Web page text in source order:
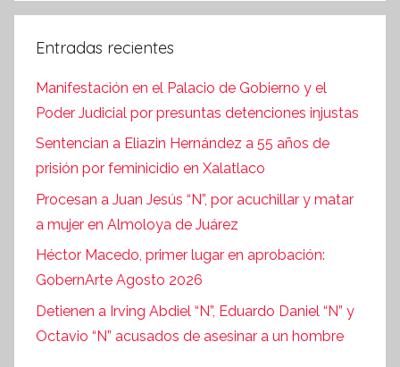
Entradas recientes
Manifestación en el Palacio de Gobierno y el
Poder Judicial por presuntas detenciones injustas
Sentencian a Eliazin Hernández a 55 años de
prisión por feminicidio en Xalatlaco
Procesan a Juan Jesús “N”, por acuchillar y matar
a mujer en Almoloya de Juárez
Héctor Macedo, primer lugar en aprobación:
GobernArte Agosto 2026
Detienen a Irving Abdiel “N”, Eduardo Daniel “N” y
Octavio “N” acusados de asesinar a un hombre